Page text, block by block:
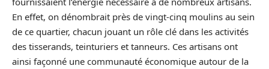
En effet, on dénombrait près de vingt-cinq moulins au sein
de ce quartier, chacun jouant un rôle clé dans les activités
des tisserands, teinturiers et tanneurs. Ces artisans ont
ainsi façonné une communauté économique autour de la